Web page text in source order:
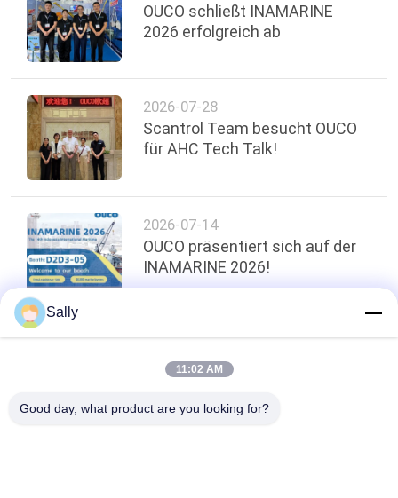
OUCO schließt INAMARINE
2026 erfolgreich ab
2026-07-28
Scantrol Team besucht OUCO
für AHC Tech Talk!
2026-07-14
OUCO präsentiert sich auf der
INAMARINE 2026!
oben
Sally
11:02 AM
Good day, what product are you looking for?